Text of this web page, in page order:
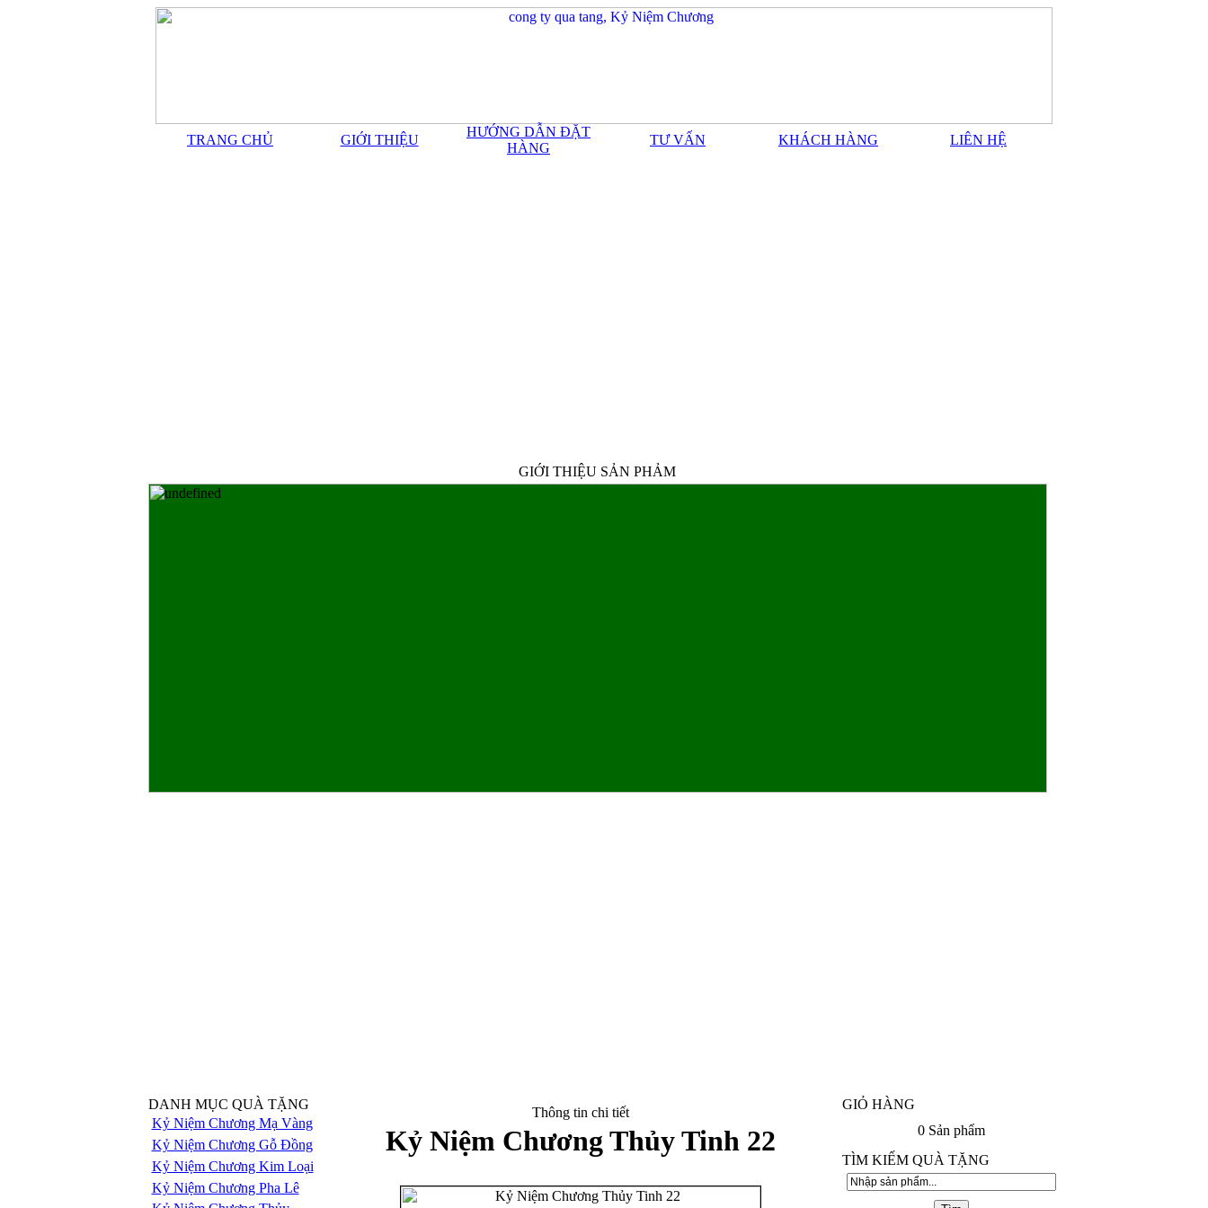
TRANG CHỦ GIỚI THIỆU
HƯỚNG DẪN ĐẶT
HÀNG
TƯ VẤN KHÁCH HÀNG LIÊN HỆ
GIỚI THIỆU SẢN PHẢM
DANH MỤC QUÀ TẶNG
Kỷ Niệm Chương Mạ Vàng
Kỷ Niệm Chương Gỗ Đồng
Kỷ Niệm Chương Kim Loại
Kỷ Niệm Chương Pha Lê
Thông tin chi tiết
Kỷ Niệm Chương Thủy Tinh 22
GIỎ HÀNG
0Sản phẩm
TÌM KIẾM QUÀ TẶNG